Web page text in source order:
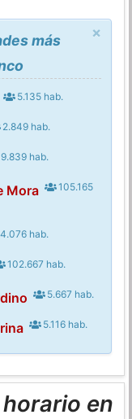
×
más
5.135 hab.
2.849 hab.
hab.
Mora
105.165
hab.
102.667 hab.
5.667 hab.
5.116 hab.
en